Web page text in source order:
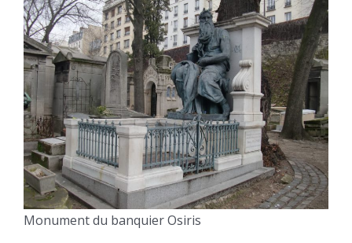
Monument du banquier Osiris